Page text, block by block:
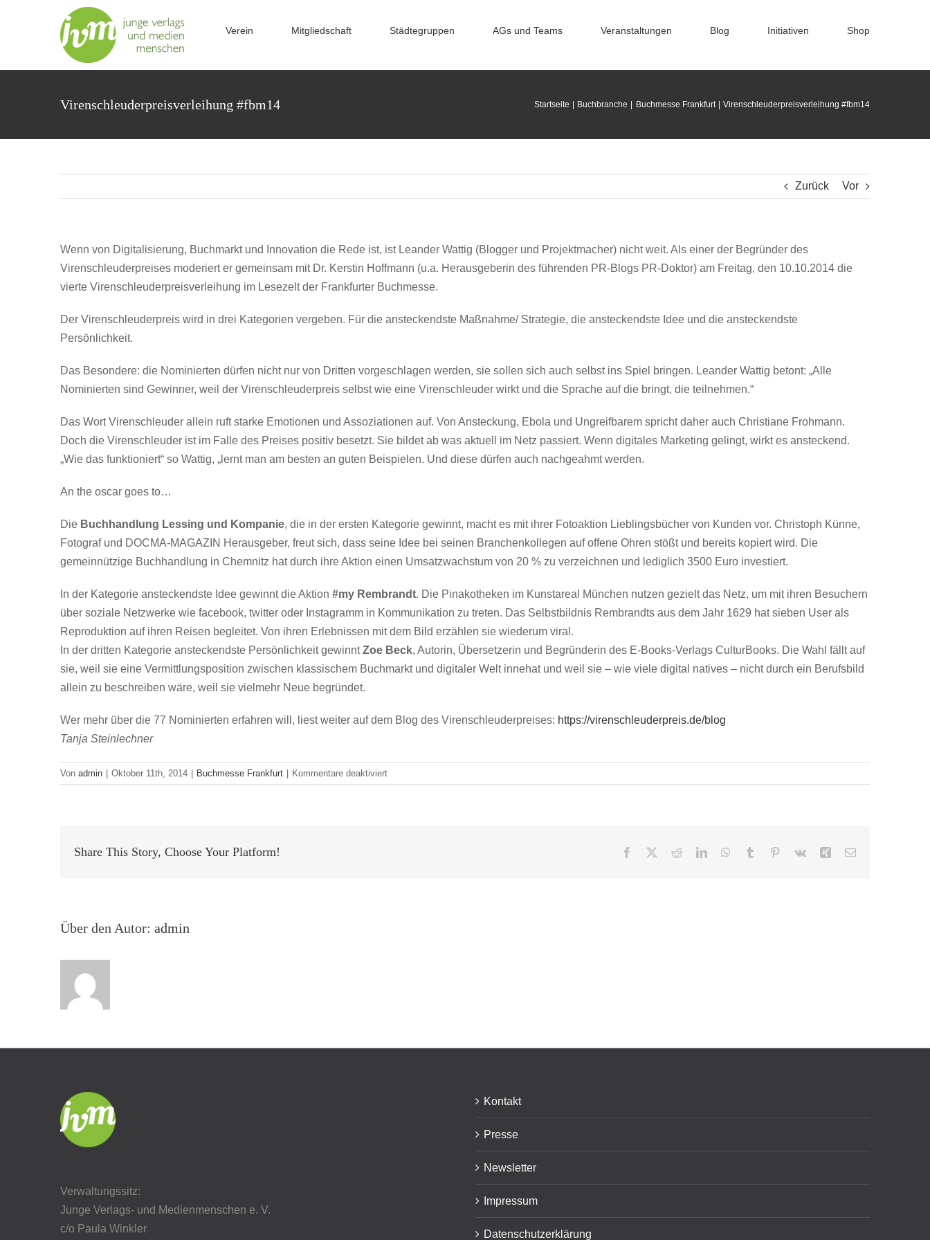
Verein Mitgliedschaft Städtegruppen AGs und Teams Veranstaltungen Blog Initiativen Shop
Virenschleuderpreisverleihung #fbm14 Startseite Buchbranche Buchmesse Frankfurt Virenschleuderpreisverleihung #fbm14
Zurück Vor
Wenn von Digitalisierung, Buchmarkt und Innovation die Rede ist, ist Leander Wattig (Blogger und Projektmacher) nicht weit. Als einer der Begründer des
Virenschleuderpreises moderiert er gemeinsam mit Dr. Kerstin Hoffmann (u.a. Herausgeberin des führenden PR-Blogs PR-Doktor) am Freitag, den 10.10.2014 die
vierte Virenschleuderpreisverleihung im Lesezelt der Frankfurter Buchmesse.
Der Virenschleuderpreis wird in drei Kategorien vergeben. Für die ansteckendste Maßnahme/ Strategie, die ansteckendste Idee und die ansteckendste
Persönlichkeit.
Das Besondere: die Nominierten dürfen nicht nur von Dritten vorgeschlagen werden, sie sollen sich auch selbst ins Spiel bringen. Leander Wattig betont: „Alle
Nominierten sind Gewinner, weil der Virenschleuderpreis selbst wie eine Virenschleuder wirkt und die Sprache auf die bringt, die teilnehmen.“
Das Wort Virenschleuder allein ruft starke Emotionen und Assoziationen auf. Von Ansteckung, Ebola und Ungreifbarem spricht daher auch Christiane Frohmann.
Doch die Virenschleuder ist im Falle des Preises positiv besetzt. Sie bildet ab was aktuell im Netz passiert. Wenn digitales Marketing gelingt, wirkt es ansteckend.
„Wie das funktioniert“ so Wattig, „lernt man am besten an guten Beispielen. Und diese dürfen auch nachgeahmt werden.
An the oscar goes to…
Die Buchhandlung Lessing und Kompanie, die in der ersten Kategorie gewinnt, macht es mit ihrer Fotoaktion Lieblingsbücher von Kunden vor. Christoph Künne,
Fotograf und DOCMA-MAGAZIN Herausgeber, freut sich, dass seine Idee bei seinen Branchenkollegen auf offene Ohren stößt und bereits kopiert wird. Die
gemeinnützige Buchhandlung in Chemnitz hat durch ihre Aktion einen Umsatzwachstum von 20 % zu verzeichnen und lediglich 3500 Euro investiert.
In der Kategorie ansteckendste Idee gewinnt die Aktion #my Rembrandt. Die Pinakotheken im Kunstareal München nutzen gezielt das Netz, um mit ihren Besuchern
über soziale Netzwerke wie facebook, twitter oder Instagramm in Kommunikation zu treten. Das Selbstbildnis Rembrandts aus dem Jahr 1629 hat sieben User als
Reproduktion auf ihren Reisen begleitet. Von ihren Erlebnissen mit dem Bild erzählen sie wiederum viral.
In der dritten Kategorie ansteckendste Persönlichkeit gewinntZoe Beck, Autorin, Übersetzerin und Begründerin des E-Books-Verlags CulturBooks. Die Wahl fällt auf
sie, weil sie eine Vermittlungsposition zwischen klassischem Buchmarkt und digitaler Welt innehat und weil sie – wie viele digital natives – nicht durch ein Berufsbild
allein zu beschreiben wäre, weil sie vielmehr Neue begründet.
Wer mehr über die 77 Nominierten erfahren will, liest weiter auf dem Blog des Virenschleuderpreises: https://virenschleuderpreis.de/blog
Tanja Steinlechner
Von admin Oktober 11th, 2014 Buchmesse Frankfurt Kommentare deaktiviertfür
Virenschleuderpreisverleihung
Share This Story, Choose Your Platform! Facebook RedditLinkedInWhatsApp
Tumblr Pinterest
Vk Xing E-
Über den Autor: admin
Verwaltungssitz:
Junge Verlags- und Medienmenschen e. V.
c/o Paula Winkler
Kontakt
Presse
Newsletter
Impressum
Datenschutzerklärung